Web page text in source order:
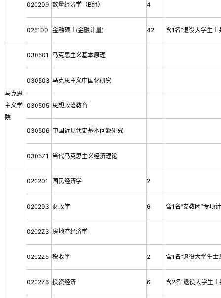
020209 数量经济学（B组） 4
025100 金融硕士(金融计量) 42 含1名“退役大学生士
马克思
主义学
院
030501 马克思主义基本原理
030503 马克思主义中国化研究
030505 思想政治教育
030506 中国近现代史基本问题研究
0305Z1 当代马克思主义经济理论
020201 国民经济学 2
020203 财政学 6 含1名“支教团”专项
0202Z3 房地产经济学
0202Z5 税收学 2 含1名“退役大学生士
0202Z6 投资经济 6 含2名“退役大学生士